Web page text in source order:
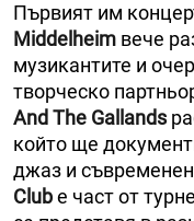
Първият им
Middelheim вече
музикантите и
творческо
And The Gallands
който ще
джаз и съвременен
Clubе част от